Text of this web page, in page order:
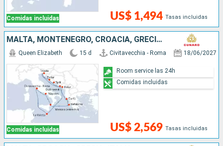
Comidas incluidas US$ 1,494 Tasas incluidas
MALTA, MONTENEGRO, CROACIA, GRECIA, ITALIA
Comidas incluidas
Queen Elizabeth 15 d Civitavecchia - Roma 18/06/2027
US$ 2,569 Tasas incluidas
Room service las 24h
Comidas incluidas